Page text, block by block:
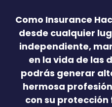
Como Insurance
desde cualquier
independiente,
en la vida de las
podrás generar
hermosa
con su protección